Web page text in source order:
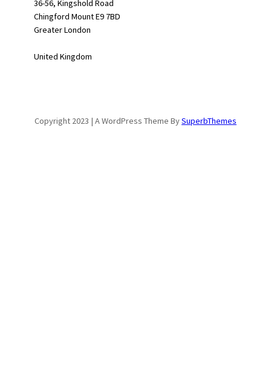
36-56, Kingshold Road
Chingford Mount E9 7BD
Greater London
United Kingdom
Copyright 2023 | A WordPress Theme BySuperbThemes